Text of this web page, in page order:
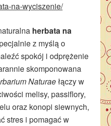
na-wyciszenie/
herbata na
z myślą o
spokój i odprężenie
skomponowana
Naturaełączy w
melisy, passiflory,
oraz konopi siewnych,
stres i pomagać w